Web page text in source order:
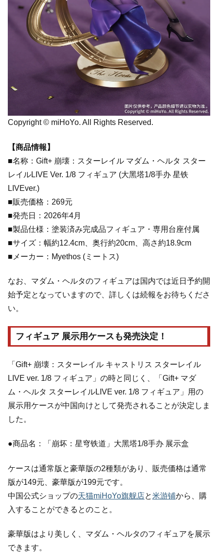
Copyright © miHoYo. All Rights Reserved.
【商品情報】
■名称：Gift+ 崩壊：スターレイル マダム・ヘルタ スター
レイルLIVE Ver. 1/8 フィギュア (大黑塔1/8手办 星铁
LIVEver.)
■販売価格：269元
■発売日：2026年4月
■製品仕様：塗装済み完成品フィギュア・専用台座付属
■サイズ：幅約12.4cm、奥行約20cm、高さ約18.9cm
■メーカー：Myethos (ミートス)
なお、マダム・ヘルタのフィギュアは国内では近日予約開
始予定となっていますので、詳しくは続報をお待ちくださ
い。
フィギュア 展示用ケースも発売決定！
「Gift+ 崩壊：スターレイル キャストリス スターレイル
LIVE ver. 1/8 フィギュア」の時と同じく、「Gift+ マダ
ム・ヘルタ スターレイルLIVE ver. 1/8 フィギュア」用の
展示用ケースが中国向けとして発売されることが決定しま
した。
●商品名：「崩坏：星穹铁道」大黑塔1/8手办 展示盒
ケースは通常版と豪華版の2種類があり、販売価格は通常
版が149元、豪華版が199元です。
中国公式ショップの天猫miHoYo旗舰店と米游铺から、購
入することができるとのこと。
豪華版はより美しく、マダム・ヘルタのフィギュアを展示
できます。